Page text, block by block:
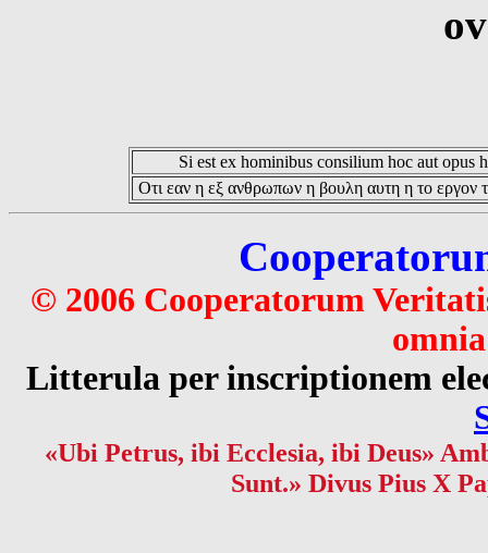
Si est ex hominibus consilium hoc aut opus
Οτι εαν η εξ ανθρωπων η βουλη αυτη η το εργον
© 2006 Cooperatorum
Litterula per inscriptionem
«Ubi Petrus, ibi Ecclesia, ibi Deus»
Sunt.» Divus Pius X